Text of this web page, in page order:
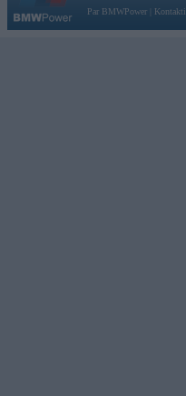
Par BMWPower
Kontakti